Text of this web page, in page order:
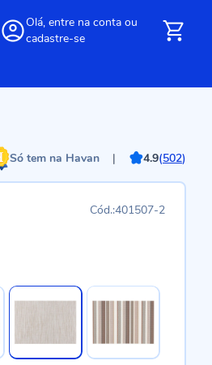
Olá, entre na conta ou
cadastre-se
Só tem na Havan | 4.9(502)
401507-2